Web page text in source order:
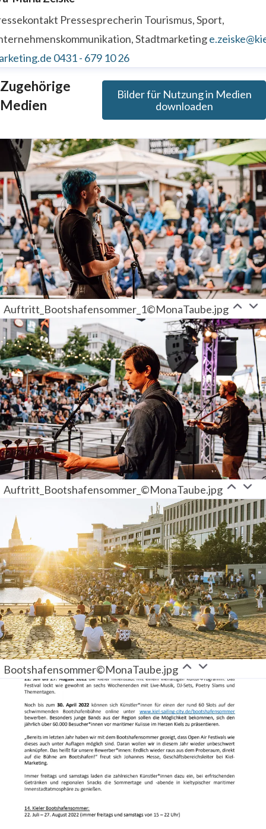
Pressesprecherin Tourismus, Sport,
Stadtmarketing
0431 - 679 10 26
Zugehörige
Medien
Bilder für Nutzung in Medien
downloaden
Auftritt_Bootshafensommer_1©MonaTaube.jpg
Auftritt_Bootshafensommer_©MonaTaube.jpg
Bootshafensommer©MonaTaube.jpg